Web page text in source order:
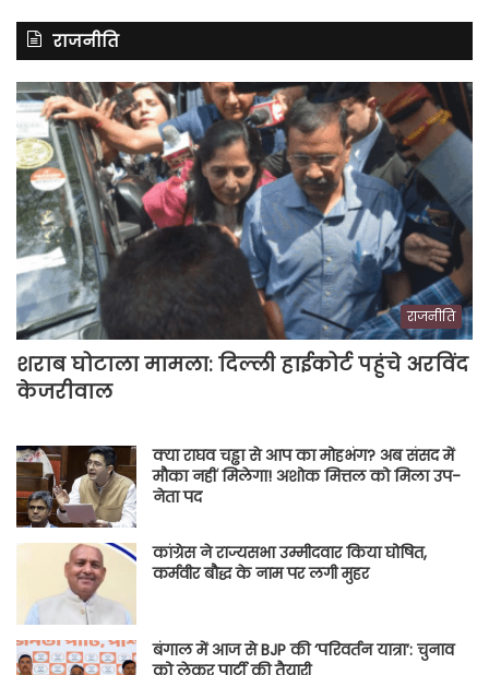
राजनीति
राजनीति
शराब घोटाला मामला: दिल्ली हाईकोर्ट पहुंचे अरविंद
केजरीवाल
क्या राघव चड्ढा से आप का मोहभंग? अब संसद में
मौका नहीं मिलेगा! अशोक मित्तल को मिला उप-
नेता पद
कांग्रेस ने राज्यसभा उम्मीदवार किया घोषित,
कर्मवीर बौद्ध के नाम पर लगी मुहर
बंगाल में आज से BJP की ‘परिवर्तन यात्रा’: चुनाव